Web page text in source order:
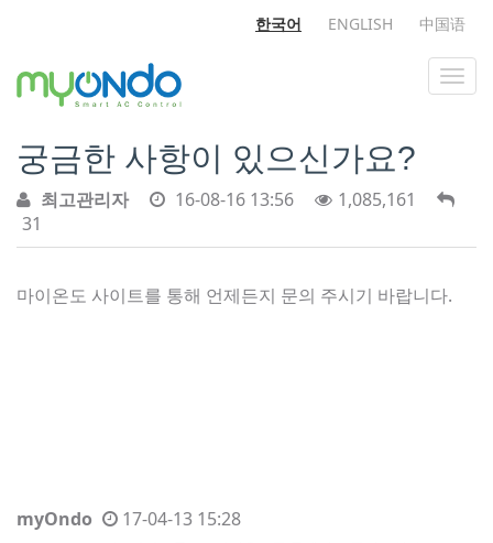
한국어 ENGLISH 中国语
궁금한 사항이 있으신가요?
최고관리자 16-08-16 13:56
1,085,161
31
마이온도 사이트를 통해 언제든지 문의 주시기 바랍니다.
myOndo 17-04-13 15:28